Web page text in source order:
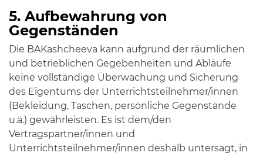
5. Aufbewahrung von
Gegenständen
Die BAKashcheeva kann aufgrund der räumlichen
und betrieblichen Gegebenheiten und Abläufe
keine vollständige Überwachung und Sicherung
des Eigentums der Unterrichtsteilnehmer/innen
(Bekleidung, Taschen, persönliche Gegenstände
u.ä.) gewährleisten. Es ist dem/den
Vertragspartner/innen und
Unterrichtsteilnehmer/innen deshalb untersagt, in